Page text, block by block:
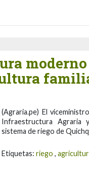
(Agraria.pe) El
Infraestructura Agraria
sistema de riego de
Etiquetas: riego ,